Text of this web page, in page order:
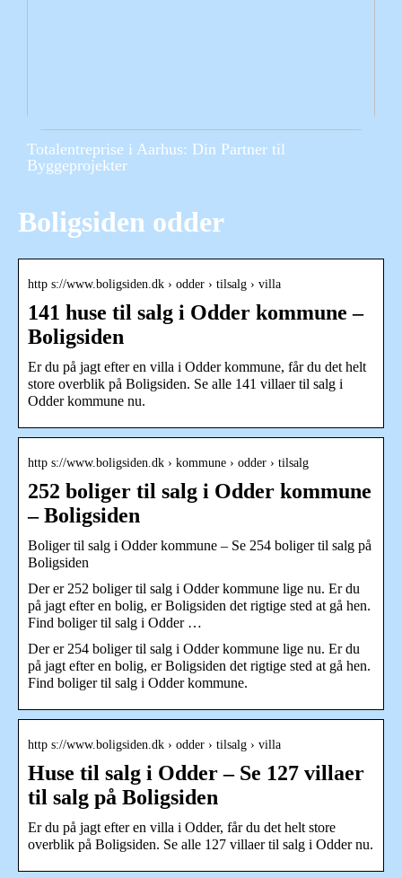
Totalentreprise i Aarhus: Din Partner til
Byggeprojekter
Boligsiden odder
http s://www.boligsiden.dk › odder › tilsalg › villa
141 huse til salg i Odder kommune –
Boligsiden
Er du på jagt efter en villa i Odder kommune, får du det helt
store overblik på Boligsiden. Se alle 141 villaer til salg i
Odder kommune nu.
http s://www.boligsiden.dk › kommune › odder › tilsalg
252 boliger til salg i Odder kommune
– Boligsiden
Boliger til salg i Odder kommune – Se 254 boliger til salg på
Boligsiden
Der er 252 boliger til salg i Odder kommune lige nu. Er du
på jagt efter en bolig, er Boligsiden det rigtige sted at gå hen.
Find boliger til salg i Odder …
Der er 254 boliger til salg i Odder kommune lige nu. Er du
på jagt efter en bolig, er Boligsiden det rigtige sted at gå hen.
Find boliger til salg i Odder kommune.
http s://www.boligsiden.dk › odder › tilsalg › villa
Huse til salg i Odder – Se 127 villaer
til salg på Boligsiden
Er du på jagt efter en villa i Odder, får du det helt store
overblik på Boligsiden. Se alle 127 villaer til salg i Odder nu.